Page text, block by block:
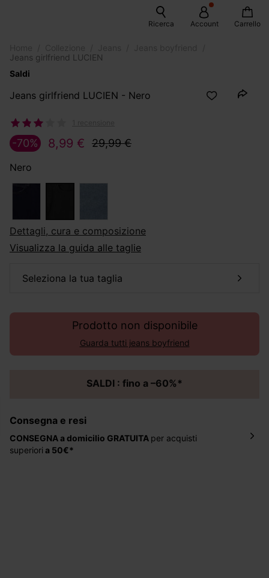
Ricerca Account Carrello
Jeans girlfriend LUCIEN
Saldi
Jeans girlfriend LUCIEN - Nero
8,99 € 29,99 €
-70%
Nero
dettagli, cura e composizione
Visualizza la guida alle taglie
seleziona la tua taglia
Prodotto non disponibile
Guarda tutti jeans boyfriend
SALDI : fino a –60%*
Consegna e resi
CONSEGNA a domicilio GRATUITA per acquisti
superiori a 50€*